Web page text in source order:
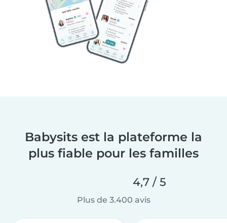
Babysits est la plateforme la
plus fiable pour les familles
4,7 / 5
Plus de 3.400 avis